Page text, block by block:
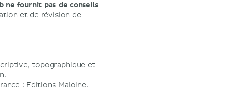
ne fournit pas de conseils
et de révision de
topographique et
: Editions Maloine.